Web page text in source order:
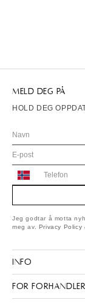
MELD DEG PÅ
HOLD DEG
Norway
Jeg godtar å motta
meg av. Privacy Policy
INFO
FOR